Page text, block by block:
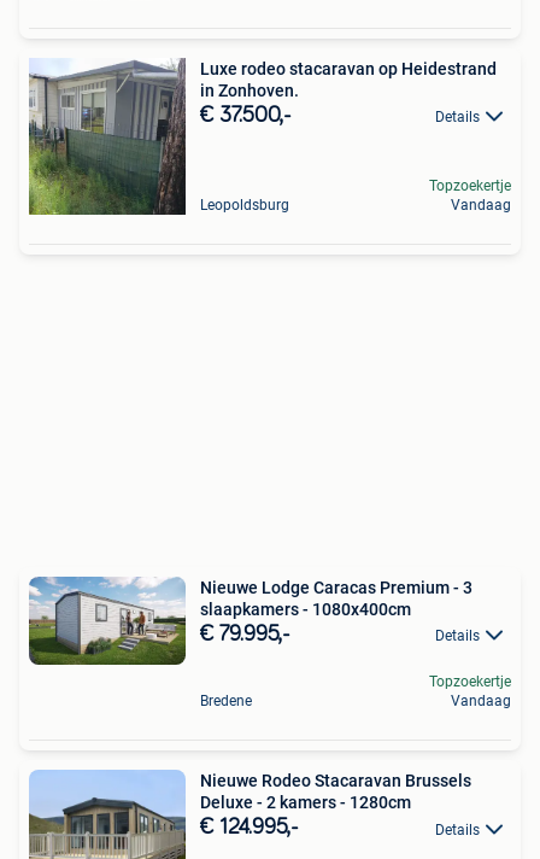
Luxe rodeo stacaravan op Heidestrand
in Zonhoven.
€ 37.500,- Details
Leopoldsburg
Topzoekertje
Vandaag
Nieuwe Lodge Caracas Premium - 3
slaapkamers - 1080x400cm
€ 79.995,- Details
Bredene
Topzoekertje
Vandaag
Nieuwe Rodeo Stacaravan Brussels
Deluxe - 2 kamers - 1280cm
€ 124.995,- Details